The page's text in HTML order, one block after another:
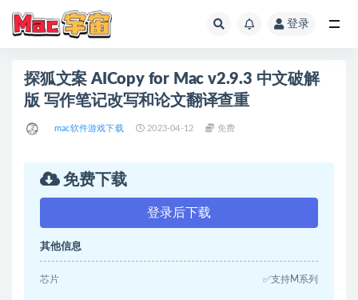
登录
探狐文案 AICopy for Mac v2.9.3 中文破解
版 写作笔记改写和论文翻译查重
mac软件游戏下载 2023-04-12 免费
免费下载
登录后下载
其他信息
芯片 ✅支持M系列